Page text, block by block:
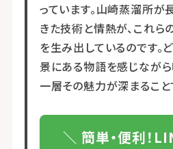
っています。山崎蒸溜所が
きた技術と情熱が、これら
を生み出しているのです。
景にある物語を感じながら
一層その魅力が深まること
＼ 簡単・便利！